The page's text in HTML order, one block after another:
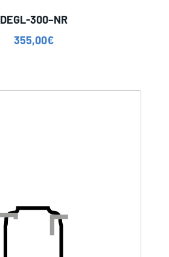
DEGL-300–NR
355,00€